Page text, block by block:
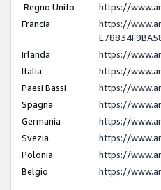
Regno Unito
https://
Francia
https://
Irlanda
https://
Italia
https://
Paesi Bassi
https://
Spagna
https://
Germania
https://
Svezia
https://
Polonia
https://
Belgio
https://